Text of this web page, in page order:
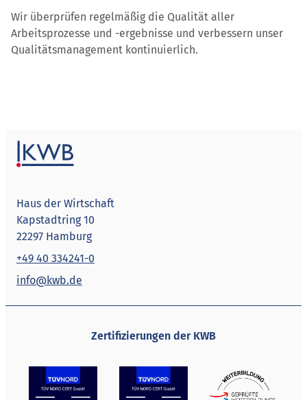
Wir überprüfen regelmäßig die Qualität aller
Arbeitsprozesse und -ergebnisse und verbessern unser
Qualitätsmanagement kontinuierlich.
Haus der Wirtschaft
Kapstadtring 10
22297 Hamburg
+49 40 334241-0
info@kwb.de
Zertifizierungen der KWB